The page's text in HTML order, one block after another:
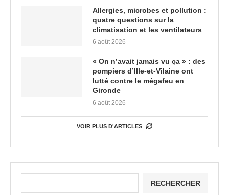
Allergies, microbes et pollution :
quatre questions sur la
climatisation et les ventilateurs
6 août 2026
« On n’avait jamais vu ça » : des
pompiers d’Ille-et-Vilaine ont
lutté contre le mégafeu en
Gironde
6 août 2026
VOIR PLUS D'ARTICLES
RECHERCHER